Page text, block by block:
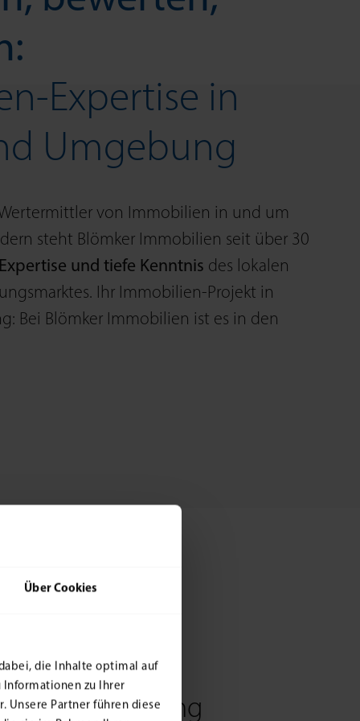
Über Cookies
die Inhalte optimal auf
Informationen zu Ihrer
Unsere Partner führen diese
Expertise in
Umgebung
von Immobilien in und um
steht Blömker Immobilien seit über 30
und tiefe Kenntnis des lokalen
Ihr Immobilien-Projekt in
Bei Blömker Immobilien ist es in den
Hausverwaltung